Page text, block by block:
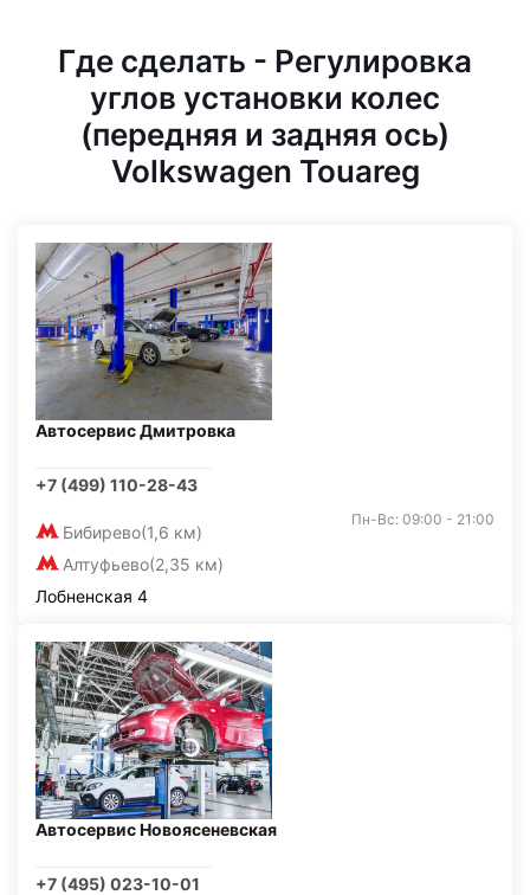
Где сделать - Регулировка
углов установки колес
(передняя и задняя ось)
Volkswagen Touareg
Автосервис Дмитровка
+7 (499) 110-28-43
Бибирево(1,6 км)
Алтуфьево(2,35 км)
Пн-Вс: 09:00 - 21:00
Лобненская 4
Автосервис Новоясеневская
+7 (495) 023-10-01